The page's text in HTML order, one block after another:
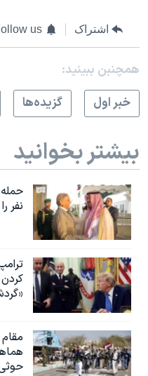
اشتراک us
همچنبن ببینید:
خبر اول
گزيده‌ها
بیشتر بخوانید
نفر